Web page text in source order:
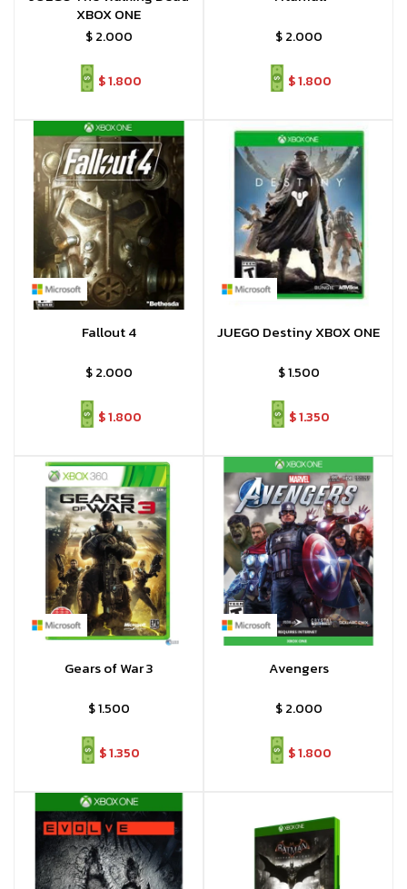
XBOX ONE
$ 2.000
$1.800
$ 2.000
$1.800
Fallout 4
$ 2.000
$1.800
JUEGO Destiny XBOX ONE
$1.500
$1.350
Gears of War 3
$1.500
$1.350
Avengers
$ 2.000
$1.800